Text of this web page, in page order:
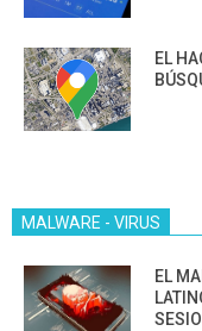
EL
MALWARE - VIRUS
EL